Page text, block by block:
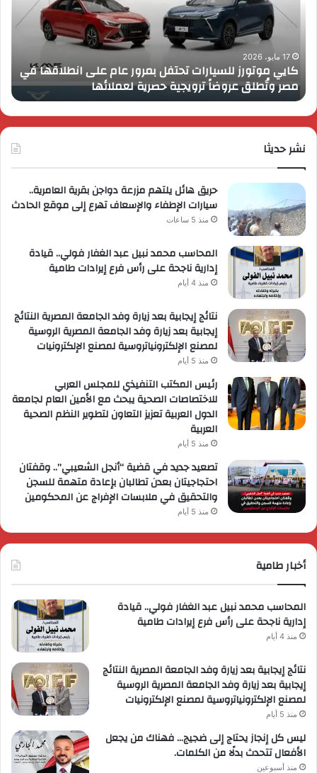
بالمتحف
المصري
الكبير
برؤية
جديدة
وتوسع
عالمي
8 فبراير، 2026
تفاصيل إطلاق قمة رايز اب الـ 13 بالمتحف المصري الكبير
برؤية جديدة وتوسع عالمي
لاند
نشر حديثا
حريق هائل يلتهم مزرعة دواجن بقرية العامرية..
سيارات الإطفاء والإسعاف تهرع إلى موقع الحادث
منذ 5 ساعات
المحاسب محمد نبيل عبد الغفار فولي.. قيادة
إدارية ناجحة على رأس فرع إيرادات طامية
منذ 4 أيام
نتائج إيجابية بعد زيارة وفد الجامعة المصرية النتائج
إيجابية بعد زيارة وفد الجامعة المصرية الروسية
لمصنع الإلكترونياتروسية لمصنع الإلكترونيات
منذ 5 أيام
رئيس المكتب التنفيذي للمجلس العربي
للاختصاصات الصحية يبحث مع الأمين العام لجامعة
الدول العربية تعزيز التعاون لتطوير النظم الصحية
العربية
منذ 5 أيام
تصعيد جديد في قضية “أنجل الشعيبي”.. وقفتان
احتجاجيتان بعدن تطالبان بإعادة متهمة للسجن
والتحقيق في ملابسات الإفراج عن المحكومين
منذ 5 أيام
أخبار طامية
المحاسب محمد نبيل عبد الغفار فولي.. قيادة
إدارية ناجحة على رأس فرع إيرادات طامية
منذ 4 أيام
نتائج إيجابية بعد زيارة وفد الجامعة المصرية النتائج
إيجابية بعد زيارة وفد الجامعة المصرية الروسية
لمصنع الإلكترونياتروسية لمصنع الإلكترونيات
منذ 5 أيام
ليس كل إنجاز يحتاج إلى ضجيج… فهناك من يجعل
الأفعال تتحدث بدلًا من الكلمات.
منذ أسبوعين